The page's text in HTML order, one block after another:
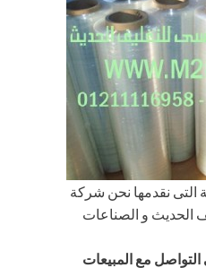
التى نقدمها نحن شركة
الحديث و الصناعات
مع المبيعات